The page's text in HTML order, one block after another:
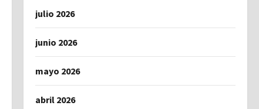
julio 2026
junio 2026
mayo 2026
abril 2026